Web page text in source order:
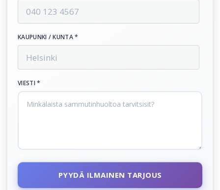
KAUPUNKI / KUNTA *
VIESTI *
PYYDÄ ILMAINEN TARJOUS